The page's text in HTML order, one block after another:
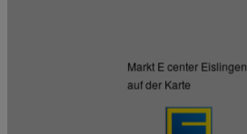
Markt E center Eislingen
auf der Karte
Zum Newsletter anmelden
Deine E-Mail-Adresse (Pflichtfeld)